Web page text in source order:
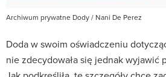
Archiwum prywatne Dody / Nani De Perez
Doda w swoim oświadczeniu
nie zdecydowała się jednak wyjawić